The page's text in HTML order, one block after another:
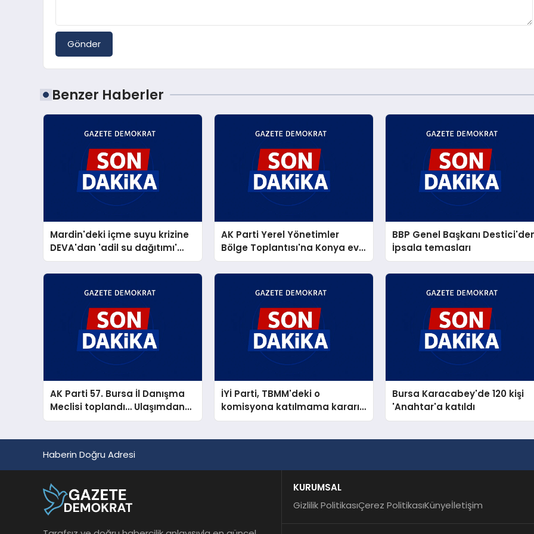
Gönder
Benzer Haberler
Mardin'deki içme suyu krizine
DEVA'dan 'adil su dağıtımı'
önerisi
AK Parti Yerel Yönetimler
Bölge Toplantısı'na Konya ev
sahipliği yaptı
BBP Genel Başkanı
İpsala temasları
AK Parti 57. Bursa İl Danışma
Meclisi toplandı… Ulaşımdan
Bursa'ya 266,8 milyar TL'lik
İYİ Parti, TBMM'deki o
komisyona katılmama kararı
aldı
Bursa Karacabey'de 120 kişi
'Anahtar'a katıldı
Haberin Doğru Adresi
KURUMSAL
Gizlilik PolitikasıÇerez PolitikasıKünyeİletişim